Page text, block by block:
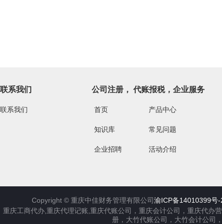
联系我们
联系我们
公司注册， 代账报税，企业服务
首页 产品中心
知识库 常见问题
企业招聘 活动介绍
Copyright © 重庆中佳财务管理有限公司渝ICP备14010399号-
重庆工商代办,重庆代理记账,重庆代账公司，重庆会计公司，重庆代办
册，大竹代账公司，大竹会计公司